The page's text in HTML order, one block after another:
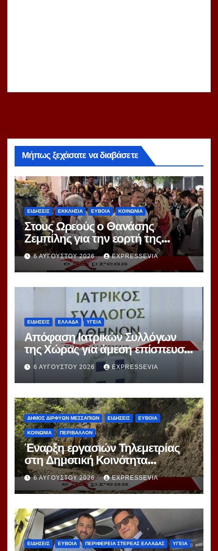
Μήπως ξεχάσατε να διαβάσετε
ΕΙΔΗΣΕΙΣ ΕΚΚΛΗΣΙΑ ΕΥΒΟΙΑ ΚΟΙΝΩΝΙΑ
Στους Ωρεούς ο Θανάσης
Ζεμπίλης για την εορτή της
Μεταμορφώσεως Σωτήρος
6 ΑΥΓΟΎΣΤΟΥ 2026 EXPRESSEVIA
ΕΙΔΗΣΕΙΣ ΕΛΛΑΔΑ ΥΓΕΙΑ
Απόφαση Ιατρικών Συλλόγων
της Χώρας για άμεση επίσπευση
Διαδικασιών Εκλογών
6 ΑΥΓΟΎΣΤΟΥ 2026 EXPRESSEVIA
ΔΗΜΟΣ ΔΙΡΦΥΩΝ ΜΕΣΣΑΠΙΩΝ ΕΙΔΗΣΕΙΣ ΕΥΒΟΙΑ
ΚΟΙΝΩΝΙΑ ΠΕΡΙΒΑΛΛΟΝ
Έναρξη εργασιών Τηλεμετρίας
στη Δημοτική Κοινότητα
Καμαρίτσας
6 ΑΥΓΟΎΣΤΟΥ 2026 EXPRESSEVIA
ΕΙΔΗΣΕΙΣ ΕΥΒΟΙΑ ΠΕΡΙΦΕΡΕΙΑ ΣΤΕΡΕΑΣ ΕΛΛΑΔΑΣ ΥΓΕΙΑ